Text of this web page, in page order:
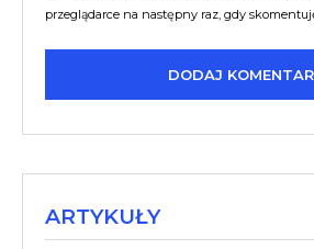
przeglądarce na następny raz, gdy
ARTYKUŁY